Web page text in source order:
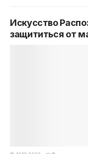
Искусство
защититься от